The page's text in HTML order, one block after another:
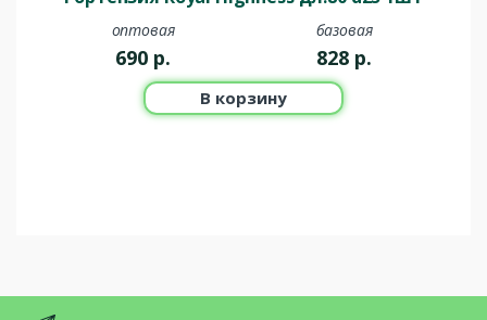
оптовая
690 р.
базовая
828 р.
В корзину